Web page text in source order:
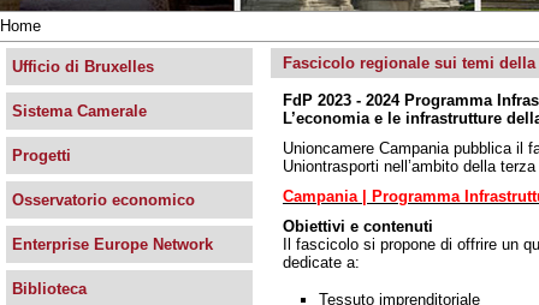
n
c
p
a
e
Tu
sei
qui
Home
Fascicolo regionale sui temi
FdP 2023 - 2024 Programma
L’economia e le infrastrutture
Unioncamere Campania pubblica il
Uniontrasporti nell’ambito della
Campania | Programma
Obiettivi e contenuti
Il fascicolo si propone di offrire un
dedicate a:
Tessuto imprenditoriale
Ufficio di Bruxelles
Sistema Camerale
Progetti
Osservatorio economico
Enterprise Europe Network
Biblioteca